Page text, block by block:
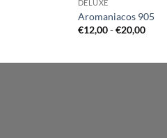
DELUXE
Aromaniacos 905
€12,00 - €20,00Rango